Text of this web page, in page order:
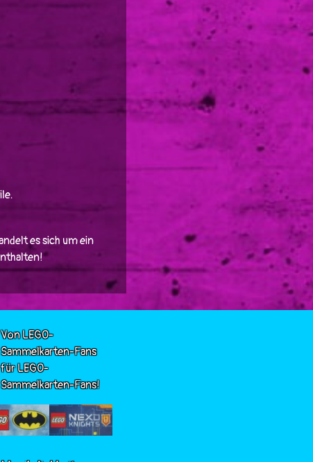
es sich um ein
Von LEGO-
Sammelkarten-Fans
für LEGO-
Sammelkarten-Fans!